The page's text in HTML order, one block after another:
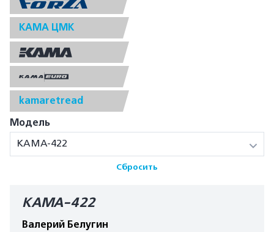
КАМА ЦМК
kamaretread
Модель
КАМА-422
Сбросить
КАМА-422
Валерий Белугин